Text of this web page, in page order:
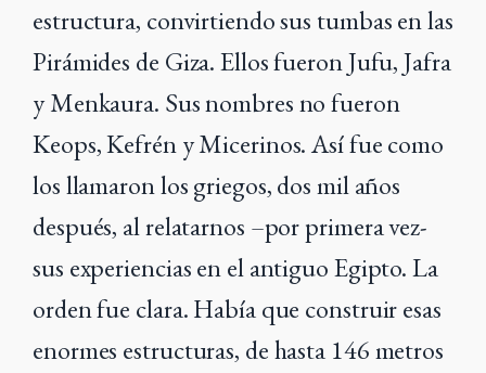
estructura, convirtiendo sus tumbas en las
Pirámides de Giza. Ellos fueron Jufu, Jafra
y Menkaura. Sus nombres no fueron
Keops, Kefrén y Micerinos. Así fue como
los llamaron los griegos, dos mil años
después, al relatarnos –por primera vez-
sus experiencias en el antiguo Egipto. La
orden fue clara. Había que construir esas
enormes estructuras, de hasta 146 metros